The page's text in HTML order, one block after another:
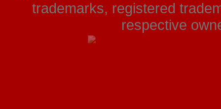
trademarks, registered
respective